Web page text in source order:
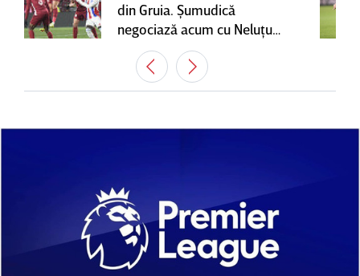
din Gruia. Şumudică
negociază acum cu Neluţu
Varga, care mai are o
variantă pentru banca tehnică
| EXCLUSIV